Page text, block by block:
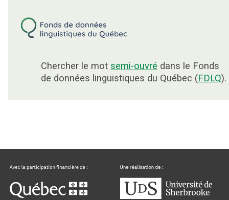
Chercher le mot semi-ouvré dans le Fonds
de données linguistiques du Québec (FDLQ).